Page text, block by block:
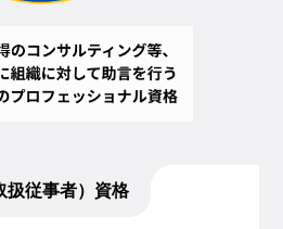
扱従事者）資格